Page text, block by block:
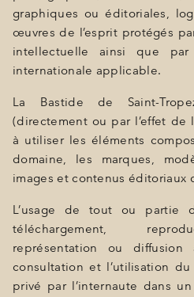
graphiques ou éditoriales,
œuvres de l’esprit protégés
intellectuelle ainsi que
internationale applicable.
La Bastide de Saint-
(directement ou par l’effet de
à utiliser les éléments
domaine, les marques,
images et contenus éditoriaux
L’usage de tout ou partie
téléchargement,
représentation ou
consultation et l’utilisation
privé par l’internaute dans